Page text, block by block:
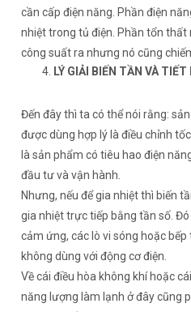
cần cấp điện năng. Phần điện
nhiệt trong tủ điện. Phần tổn thất
công suất ra nhưng nó cũng
LÝ GIẢI BIẾN TẦN VÀ TIẾT
Đến đây thì ta có thể nói rằng:
được dùng hợp lý là điều chỉnh
là sản phẩm có tiêu hao điện
đầu tư và vận hành.
Nhưng, nếu để gia nhiệt thì biến
gia nhiệt trực tiếp bằng tần số.
cảm ứng, các lò vi sóng hoặc
không dùng với động cơ điện.
Về cái điều hòa không khí hoặc
năng lượng làm lạnh ở đây cũng